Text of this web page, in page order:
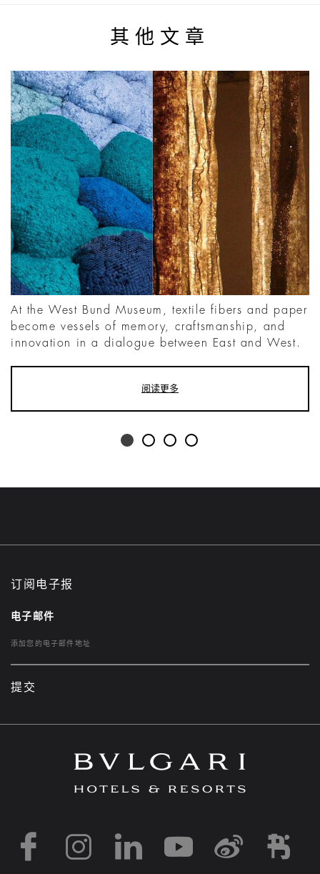
其他文章
At the West Bund Museum, textile fibers and paper
become vessels of memory, craftsmanship, and
innovation in a dialogue between East and West.
阅读更多
订阅电子报
电子邮件
提交
https://https://https://
https://